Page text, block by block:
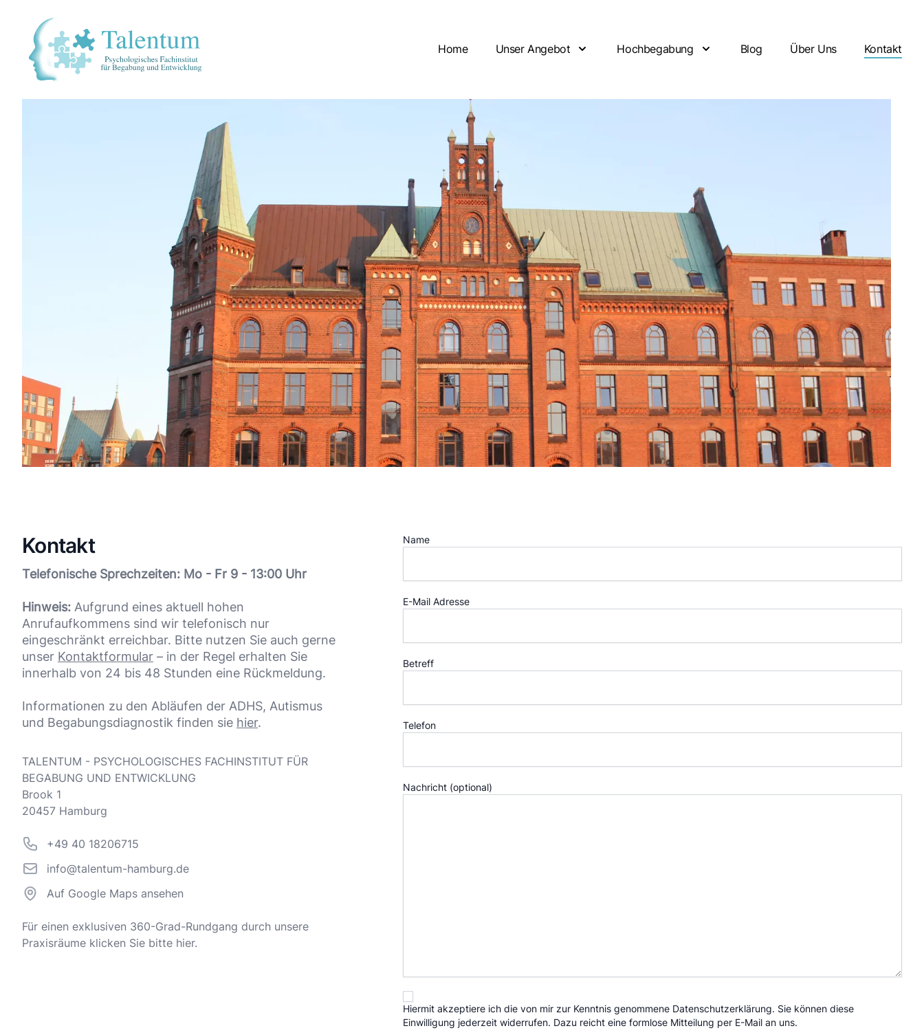
Home Unser Angebot Hochbegabung Blog Über Uns Kontakt
Kontakt
Telefonische Sprechzeiten: Mo - Fr 9 - 13:00 Uhr
Hinweis: Aufgrund eines aktuell hohen
Anrufaufkommens sind wir telefonisch nur
eingeschränkt erreichbar. Bitte nutzen Sie auch gerne
unser Kontaktformular – in der Regel erhalten Sie
innerhalb von 24 bis 48 Stunden eine Rückmeldung.
Informationen zu den Abläufen der ADHS, Autismus
und Begabungsdiagnostik finden sie hier.
Adresse
TALENTUM - PSYCHOLOGISCHES FACHINSTITUT FÜR
BEGABUNG UND ENTWICKLUNG
Brook 1
20457 Hamburg
Telefonnummer
+49 40 18206715
info@talentum-hamburg.de
info@talentum-hamburg.de
Auf Google Maps ansehen
Für einen exklusiven 360-Grad-Rundgang durch unsere
Praxisräume klicken Sie bitte hier.
Name
E-Mail Adresse
Betreff
Telefon
Nachricht (optional)
Hiermit akzeptiere ich die von mir zur Kenntnis genommene Datenschutzerklärung. Sie können diese
Einwilligung jederzeit widerrufen. Dazu reicht eine formlose Mitteilung per E-Mail an uns.